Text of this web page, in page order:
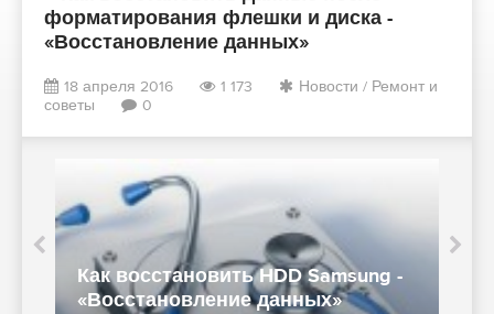
форматирования флешки и диска -
«Восстановление данных»
18 апреля 2016 1 173 Новости / Ремонт и
советы
0
Восстановление данных на
iPhone - «Восстановление
данных»